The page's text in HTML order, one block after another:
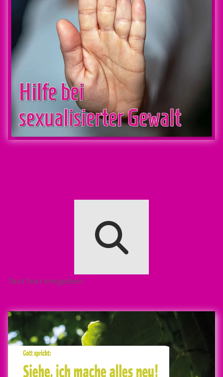
Text hier eingeben